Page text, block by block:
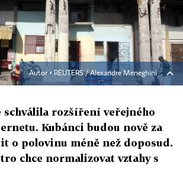
Autor ▪REUTERS / Alexandre Meneghini
schválila rozšíření veřejného
Kubánci budou nově za
o polovinu méně než doposud.
chce normalizovat vztahy s